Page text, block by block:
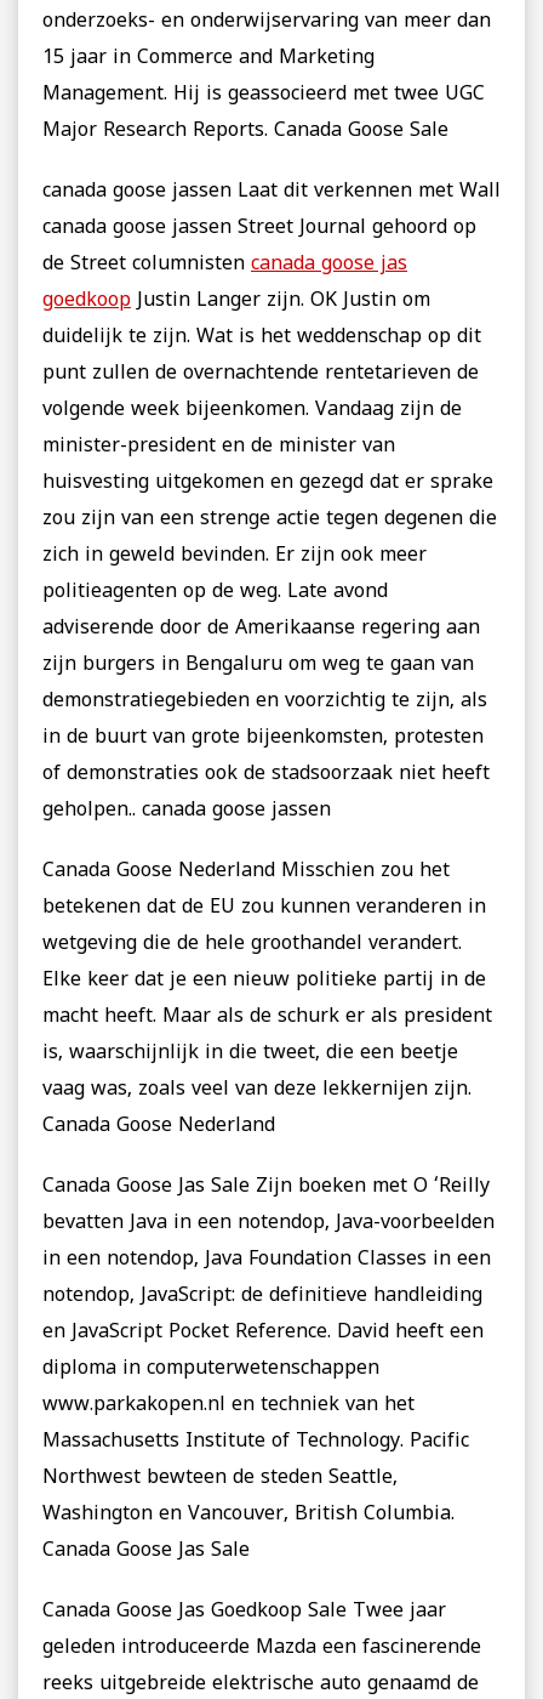
onderzoeks- en onderwijservaring van meer dan
15 jaar in Commerce and Marketing
Management. Hij is geassocieerd met twee UGC
Major Research Reports. Canada Goose Sale
canada goose jassen Laat dit verkennen met Wall
canada goose jassen Street Journal gehoord op
de Street columnisten canada goose jas
goedkoop Justin Langer zijn. OK Justin om
duidelijk te zijn. Wat is het weddenschap op dit
punt zullen de overnachtende rentetarieven de
volgende week bijeenkomen. Vandaag zijn de
minister-president en de minister van
huisvesting uitgekomen en gezegd dat er sprake
zou zijn van een strenge actie tegen degenen die
zich in geweld bevinden. Er zijn ook meer
politieagenten op de weg. Late avond
adviserende door de Amerikaanse regering aan
zijn burgers in Bengaluru om weg te gaan van
demonstratiegebieden en voorzichtig te zijn, als
in de buurt van grote bijeenkomsten, protesten
of demonstraties ook de stadsoorzaak niet heeft
geholpen.. canada goose jassen
Canada Goose Nederland Misschien zou het
betekenen dat de EU zou kunnen veranderen in
wetgeving die de hele groothandel verandert.
Elke keer dat je een nieuw politieke partij in de
macht heeft. Maar als de schurk er als president
is, waarschijnlijk in die tweet, die een beetje
vaag was, zoals veel van deze lekkernijen zijn.
Canada Goose Nederland
Canada Goose Jas Sale Zijn boeken met O ‘Reilly
bevatten Java in een notendop, Java-voorbeelden
in een notendop, Java Foundation Classes in een
notendop, JavaScript: de definitieve handleiding
en JavaScript Pocket Reference. David heeft een
diploma in computerwetenschappen
www.parkakopen.nl en techniek van het
Massachusetts Institute of Technology. Pacific
Northwest bewteen de steden Seattle,
Washington en Vancouver, British Columbia.
Canada Goose Jas Sale
Canada Goose Jas Goedkoop Sale Twee jaar
geleden introduceerde Mazda een fascinerende
reeks uitgebreide elektrische auto genaamd de